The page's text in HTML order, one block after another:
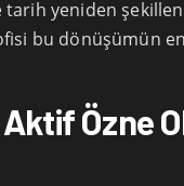
tarih yeniden
bu dönüşümün
Aktif Özne